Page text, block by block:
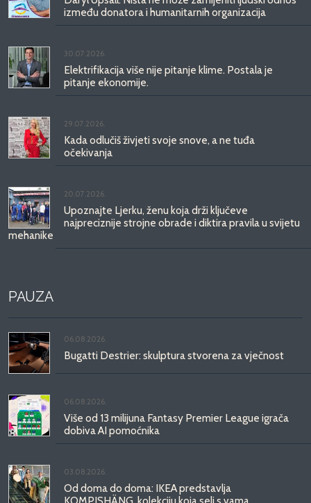
između donatora i humanitarnih organizacija
30.07.2026.
Elektrifikacija više nije pitanje klime. Postala je
pitanje ekonomije.
29.07.2026.
Kada odlučiš živjeti svoje snove, a ne tuđa
očekivanja
20.07.2026.
Upoznajte Ljerku, ženu koja drži ključeve
najpreciznije strojne obrade i diktira pravila u svijetu
mehanike
PAUZA
06.08.2026.
Bugatti Destrier: skulptura stvorena za vječnost
06.08.2026.
Više od 13 milijuna Fantasy Premier League igrača
dobiva AI pomoćnika
03.08.2026.
Od doma do doma: IKEA predstavlja